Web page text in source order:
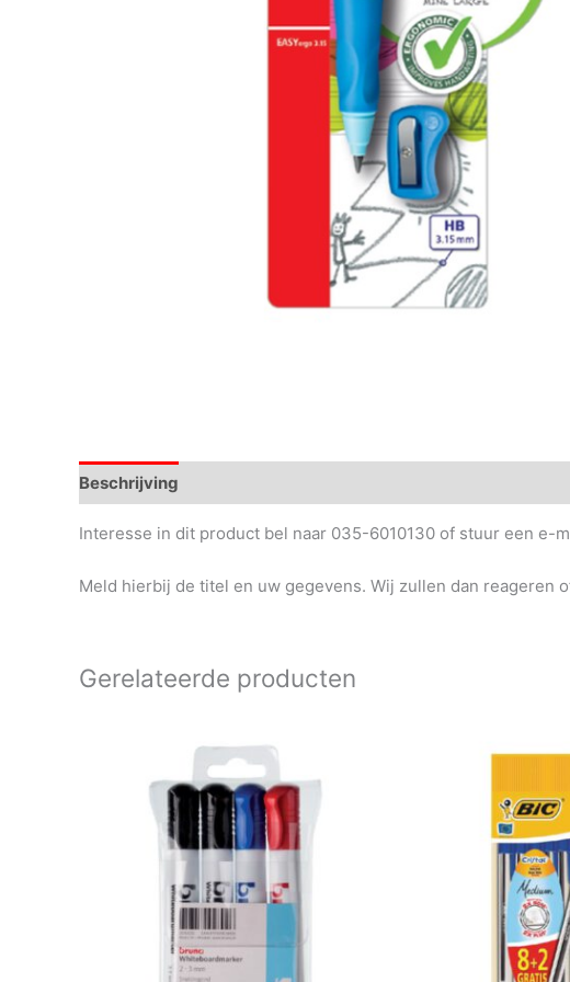
Beschrijving
Interesse in dit product bel naar 035-6010130 of stuur een e-
Meld hierbij de titel en uw gegevens. Wij zullen dan reageren
Gerelateerde producten